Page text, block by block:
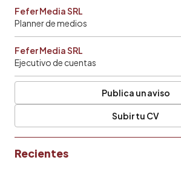
Fefer Media SRL
Planner de medios
Fefer Media SRL
Ejecutivo de cuentas
Publica un aviso
Subir tu CV
Recientes